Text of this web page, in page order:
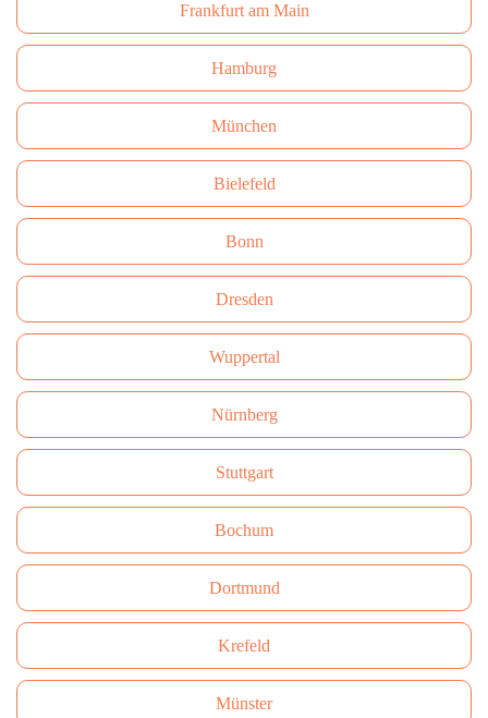
Frankfurt am Main
Hamburg
München
Bielefeld
Bonn
Dresden
Wuppertal
Nürnberg
Stuttgart
Bochum
Dortmund
Krefeld
Münster